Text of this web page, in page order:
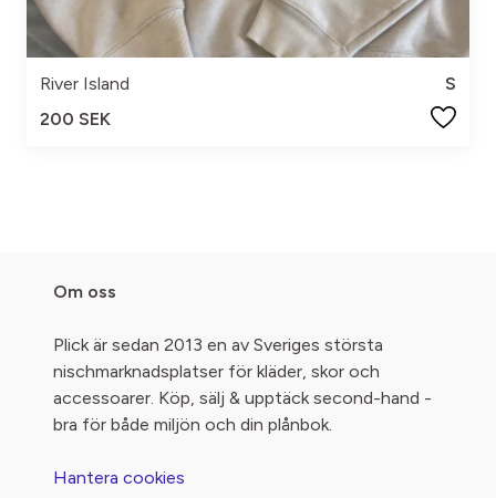
River Island
S
200 SEK
Om oss
Plick är sedan 2013 en av Sveriges största
nischmarknadsplatser för kläder, skor och
accessoarer. Köp, sälj & upptäck second-hand -
bra för både miljön och din plånbok.
Hantera cookies